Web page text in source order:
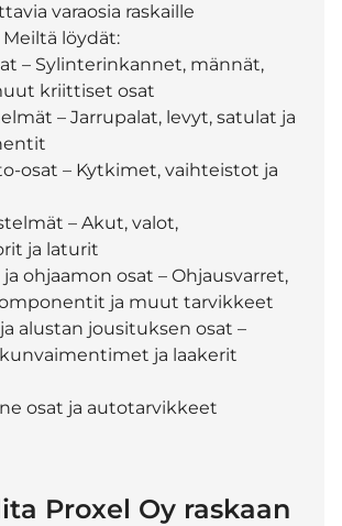
varaosia raskaille
löydät:
– Sylinterinkannet, männät,
kriittiset osat
– Jarrupalat, levyt, satulat ja
osat – Kytkimet, vaihteistot ja
– Akut, valot,
ja laturit
ohjaamon osat – Ohjausvarret,
ja muut tarvikkeet
alustan jousituksen osat –
ja laakerit
osat ja autotarvikkeet
Proxel Oy raskaan